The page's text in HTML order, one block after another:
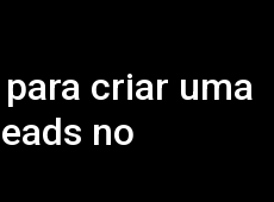
criar uma
no